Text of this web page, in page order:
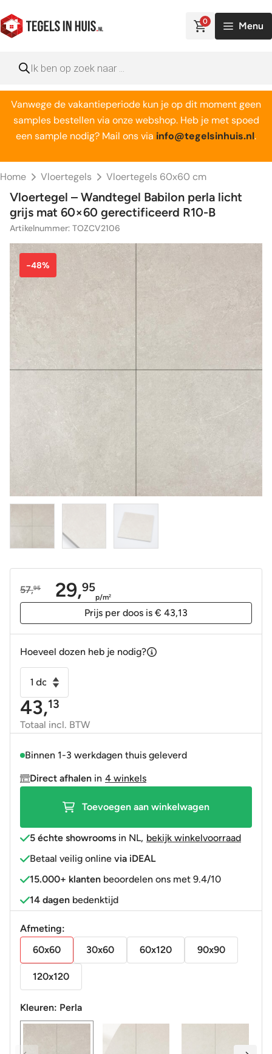
naar
de
0 Menu
zoeken
Vanwege de vakantieperiode kun je op dit moment geen
samples bestellen via onze webshop. Heb je met spoed
een sample nodig? Mail ons via info@tegelsinhuis.nl.
Home Vloertegels Vloertegels 60x60 cm
Vloertegel – Wandtegel Babilon perla licht
grijs mat 60×60 gerectificeerd R10-B
Artikelnummer: TOZCV2106
-48%
57,95
Oorspronkelijke
29,95
Huidige
p/m2
Prijs per doos is € 43,13
Hoeveel dozen heb je nodig?
Wandtegel
Babilon
perla
licht
mat
gerectificeerd
R10-
aantal
43,13
Totaal incl. BTW
Binnen 1-3 werkdagen thuis geleverd
Direct afhalen in 4 winkels
Toevoegen aan winkelwagen
5 échte showrooms in NL, bekijk winkelvoorraad
Betaal veilig online via iDEAL
15.000+ klanten beoordelen ons met 9.4/10
14 dagen bedenktijd
Afmeting:
60x60
30x60 60x120 90x90
120x120
Kleuren: Perla